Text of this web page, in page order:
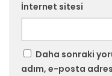
İnternet sitesi
Daha sonraki
adım, e-posta